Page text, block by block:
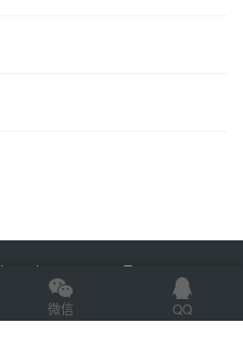
鲁ICP备2022012774号-3
微信 QQ